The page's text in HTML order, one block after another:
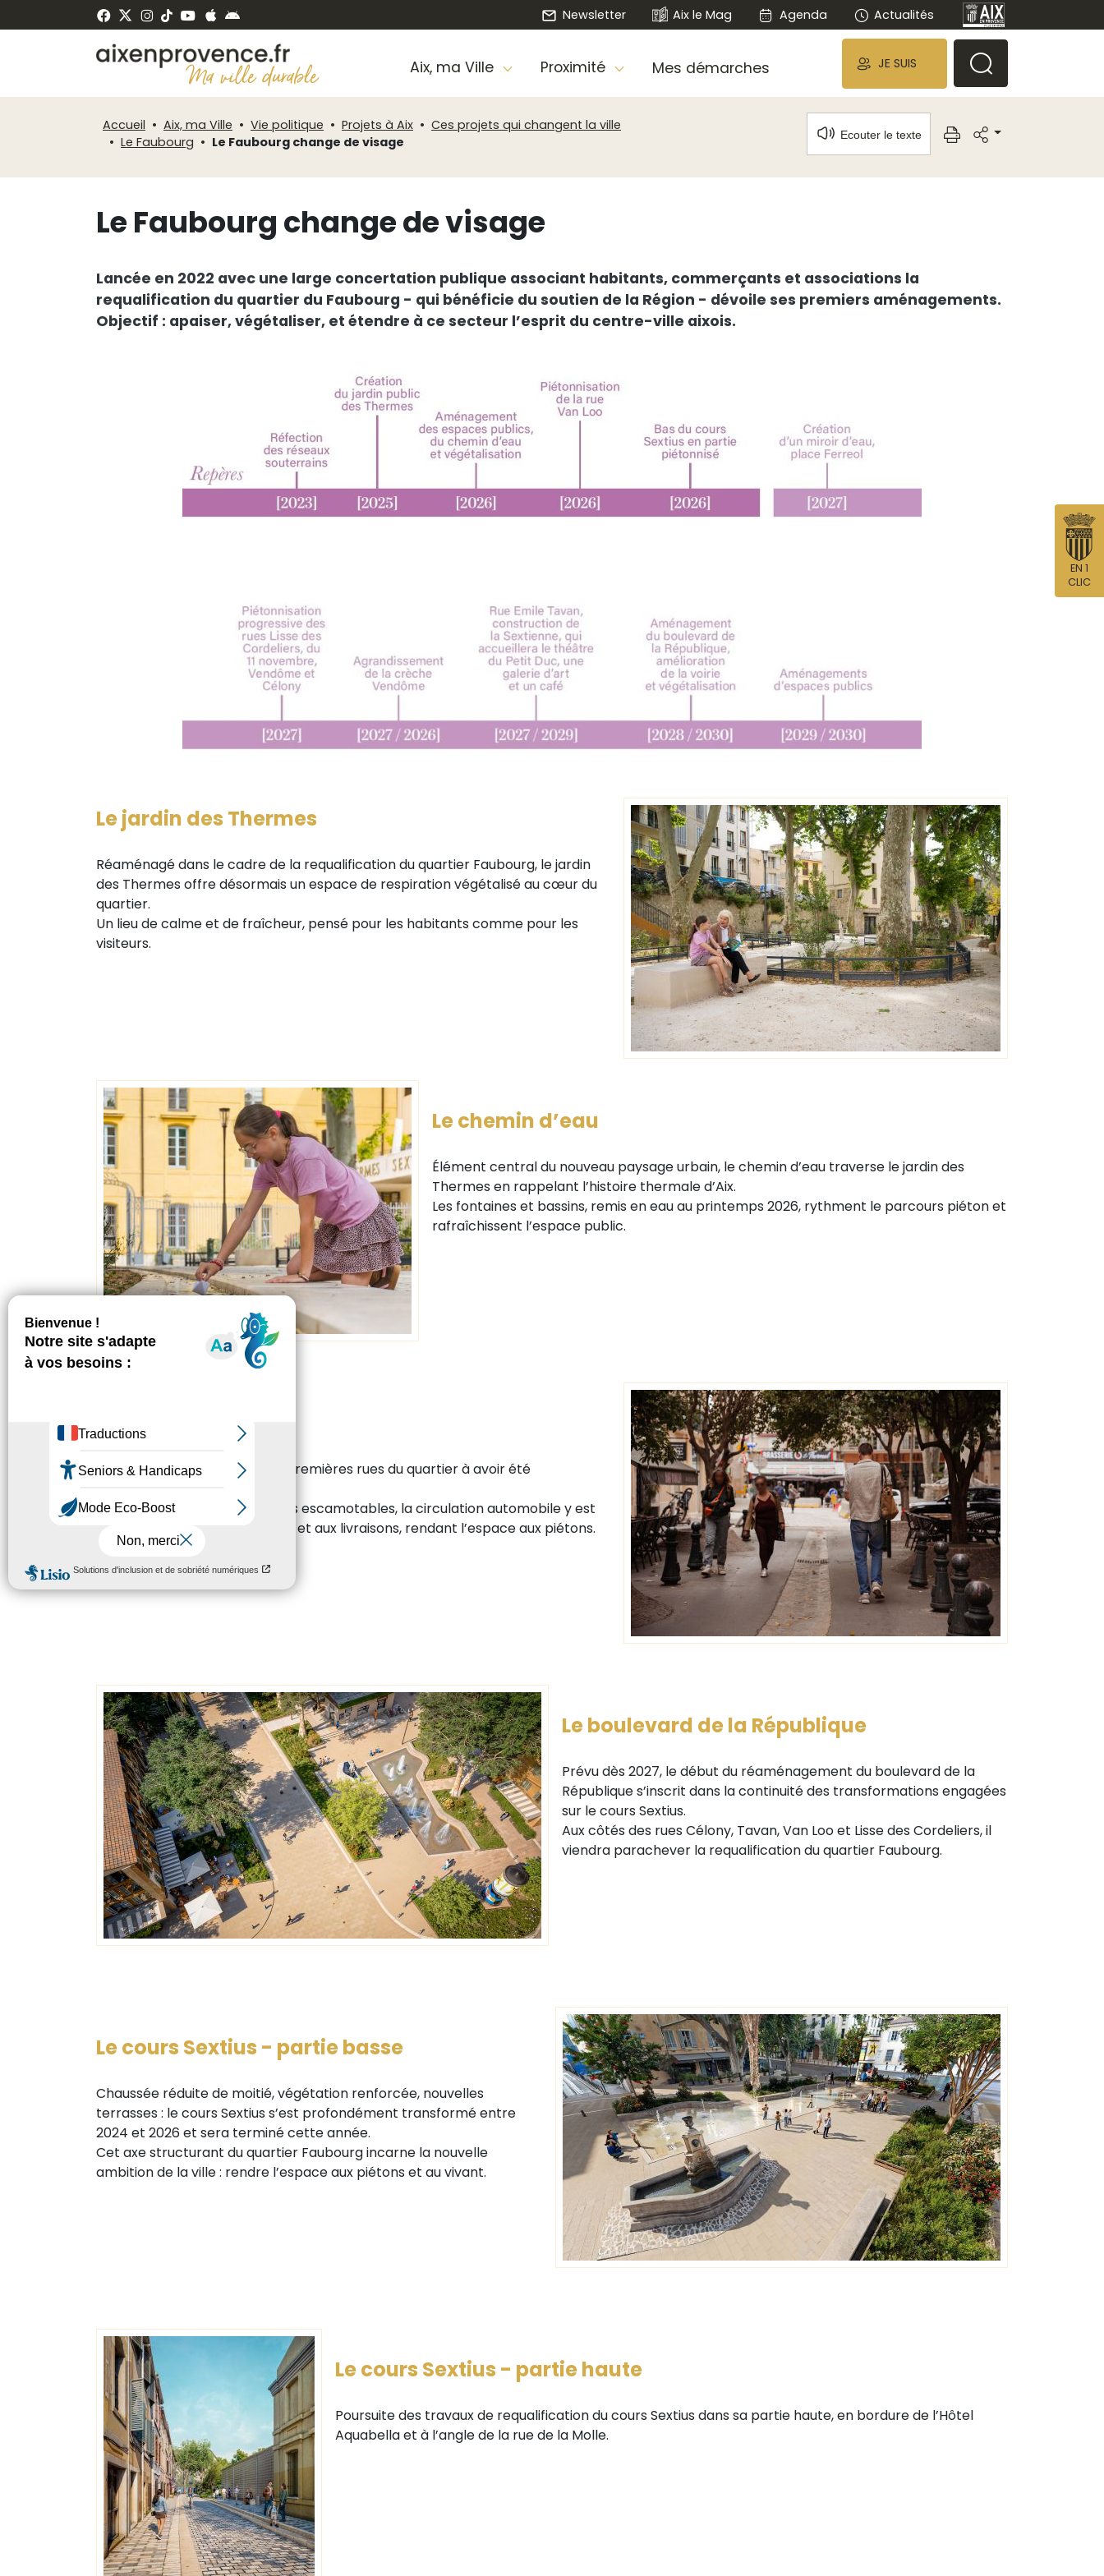
Newsletter Aix le Mag Agenda Actualités
Aix, ma Ville Proximité Mes démarches JE SUIS
Accueil Aix, ma Ville Vie politique Projets à Aix
Ces projets qui changent la ville
Le Faubourg
Le Faubourg change de visage Ecouter le texte
Le Faubourg change de visage
Lancée en 2022 avec une large concertation publique associant habitants, commerçants et associations la
requalification du quartier du Faubourg - qui bénéficie du soutien de la Région - dévoile ses premiers aménagements.
Objectif : apaiser, végétaliser, et étendre à ce secteur l’esprit du centre-ville aixois.
Le jardin des Thermes
Réaménagé dans le cadre de la requalification du quartier Faubourg, le jardin
des Thermes offre désormais un espace de respiration végétalisé au cœur du
quartier.
Un lieu de calme et de fraîcheur, pensé pour les habitants comme pour les
visiteurs.
Le chemin d’eau
Élément central du nouveau paysage urbain, le chemin d’eau traverse le jardin des
Thermes en rappelant l’histoire thermale d’Aix.
Les fontaines et bassins, remis en eau au printemps 2026, rythment le parcours piéton et
rafraîchissent l’espace public.
La rue Van Loo
La rue Van Loo fait partie des premières rues du quartier à avoir été
Grâce à l’installation de bornes escamotables, la circulation automobile y est
désormais limitée aux riverains et aux livraisons, rendant l’espace aux piétons.
Le boulevard de la République
Prévu dès 2027, le début du réaménagement du boulevard de la
République s’inscrit dans la continuité des transformations engagées
sur le cours Sextius.
Aux côtés des rues Célony, Tavan, Van Loo et Lisse des Cordeliers, il
viendra parachever la requalification du quartier Faubourg.
Le cours Sextius - partie basse
Chaussée réduite de moitié, végétation renforcée, nouvelles
terrasses : le cours Sextius s’est profondément transformé entre
2024 et 2026 et sera terminé cette année.
Cet axe structurant du quartier Faubourg incarne la nouvelle
ambition de la ville : rendre l’espace aux piétons et au vivant.
Le cours Sextius - partie haute
Poursuite des travaux de requalification du cours Sextius dans sa partie haute, en bordure de l’Hôtel
Aquabella et à l’angle de la rue de la Molle.
EN 1
CLIC
de
Panneau de gestion des cookies